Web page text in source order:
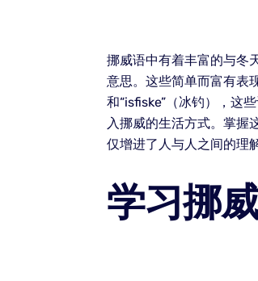
挪威语中有着丰富的与冬
意思。这些简单而富有表
和“isfiske”（冰钓），这
入挪威的生活方式。掌握
仅增进了人与人之间的理
学习挪